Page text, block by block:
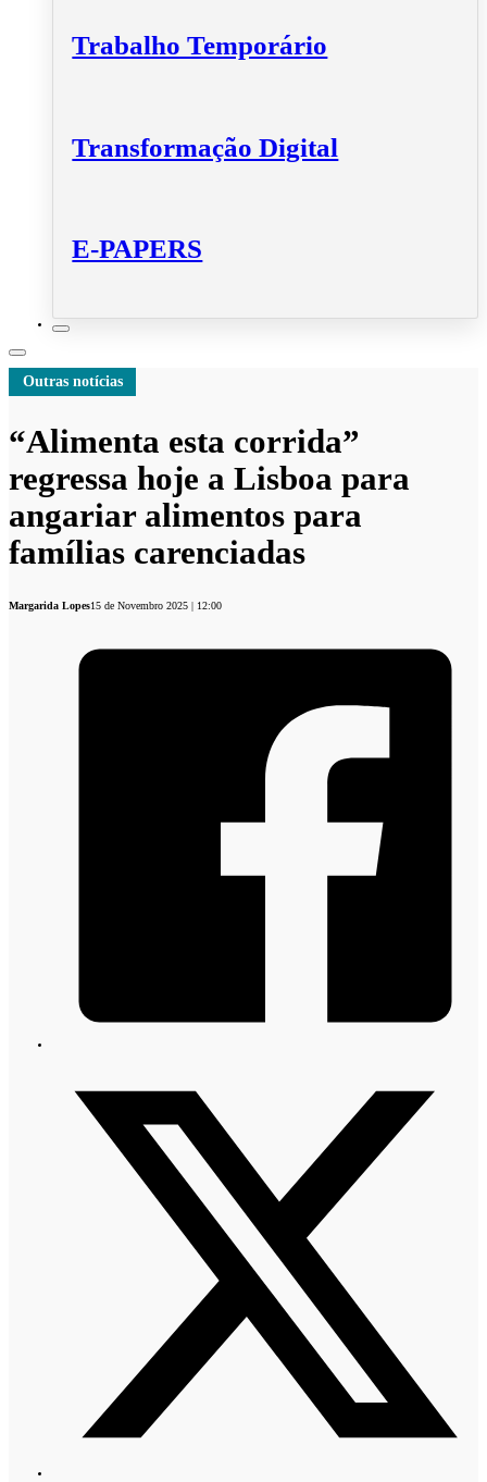
Trabalho Temporário
Transformação Digital
E-PAPERS
Outras notícias
“Alimenta esta corrida”
regressa hoje a Lisboa para
angariar alimentos para
famílias carenciadas
Margarida Lopes15 de Novembro 2025 | 12:00